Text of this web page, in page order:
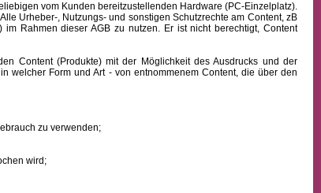
vom Kunden bereitzustellenden Hardware (PC-Einzelplatz).
Urheber-, Nutzungs- und sonstigen Schutzrechte am Content, zB
Rahmen dieser AGB zu nutzen. Er ist nicht berechtigt, Content
Content (Produkte) mit der Möglichkeit des Ausdrucks und der
welcher Form und Art - von entnommenem Content, die über den
zu verwenden;
wird;